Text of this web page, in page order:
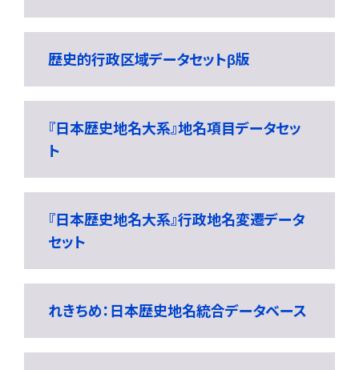
歴史的行政区域データセットβ版
『日本歴史地名大系』地名項目データセッ
ト
『日本歴史地名大系』行政地名変遷データ
セット
れきちめ：日本歴史地名統合データベース